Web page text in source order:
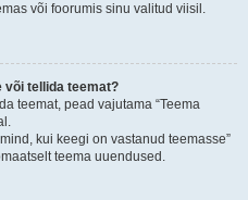
või foorumis sinu valitud viisil.
või tellida teemat?
teemat, pead vajutama “Teema
kui keegi on vastanud teemasse”
teema uuendused.